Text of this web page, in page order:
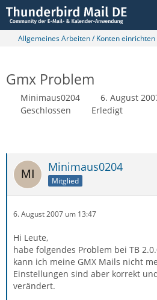
Allgemeines Arbeiten / Konten
Gmx Problem
Minimaus0204
6. August
Geschlossen
Erledigt
Minimaus0204
Mitglied
6. August 2007 um 13:47
Hi Leute,
habe folgendes Problem bei TB
kann ich meine GMX Mails nicht
Einstellungen sind aber korrekt
verändert.